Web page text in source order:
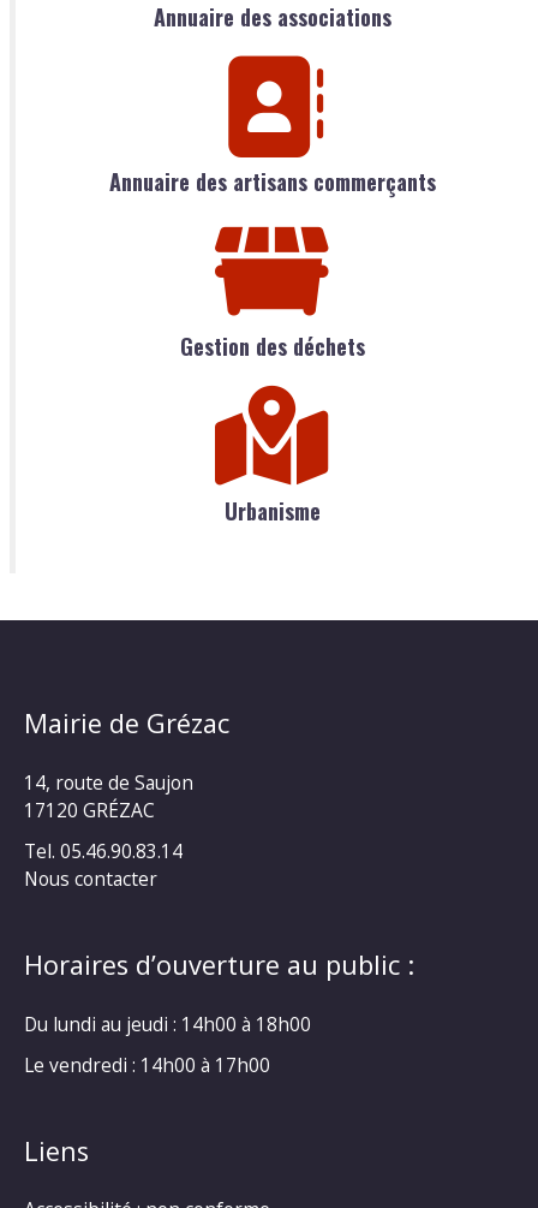
Annuaire des associations
Annuaire des artisans commerçants
Gestion des déchets
Urbanisme
Mairie de Grézac
14, route de Saujon
17120 GRÉZAC
Tel. 05.46.90.83.14
Nous contacter
Horaires d’ouverture au public :
Du lundi au jeudi : 14h00 à 18h00
Le vendredi : 14h00 à 17h00
Liens